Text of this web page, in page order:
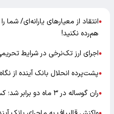
●انتقاد از معیارهای یارانه‌ای/ شما
هم‌رده نکنید!
●اجرای ارز تک‌نرخی در شرایط
●پشت‌پرده انحلال بانک آینده از
●ران گوساله در ۳ ماه دو برابر شد؛ کسی حواسش هست؟